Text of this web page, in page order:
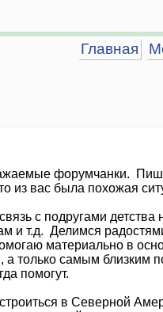
Главная
форумчанки.
из вас была похожая
с подругами
и т.д. Делимся
материально в
только самым близким
помогут.
в Северной